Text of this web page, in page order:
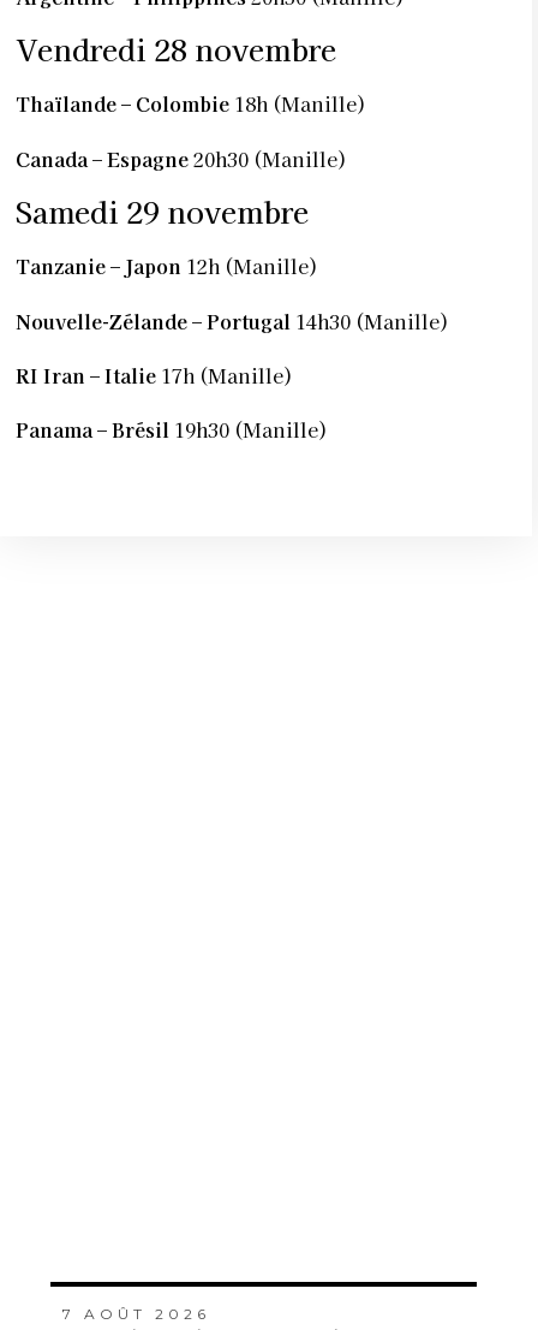
Vendredi 28 novembre
Thaïlande – Colombie 18h (Manille)
Canada – Espagne20h30 (Manille)
Samedi 29 novembre
Tanzanie – Japon 12h (Manille)
Nouvelle-Zélande – Portugal 14h30 (Manille)
RI Iran – Italie 17h (Manille)
Panama – Brésil 19h30 (Manille)
7 AOÛT 2026